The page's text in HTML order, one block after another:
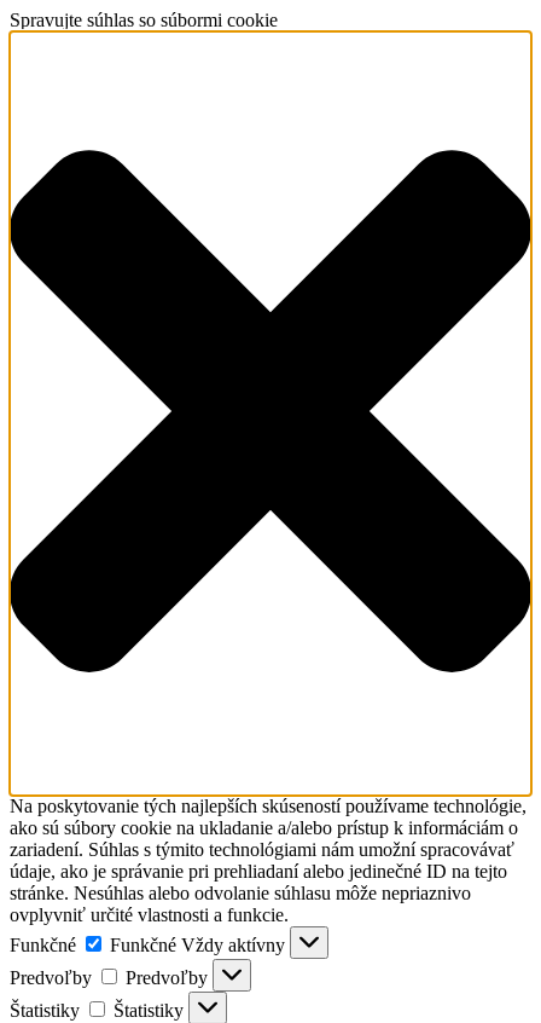
Spravujte súhlas so súbormi cookie
Na poskytovanie tých najlepších skúseností používame technológie,
ako sú súbory cookie na ukladanie a/alebo prístup k informáciám o
zariadení. Súhlas s týmito technológiami nám umožní spracovávať
údaje, ako je správanie pri prehliadaní alebo jedinečné ID na tejto
stránke. Nesúhlas alebo odvolanie súhlasu môže nepriaznivo
ovplyvniť určité vlastnosti a funkcie.
Funkčné
Funkčné Vždy aktívny
Predvoľby
Predvoľby
Štatistiky
Štatistiky